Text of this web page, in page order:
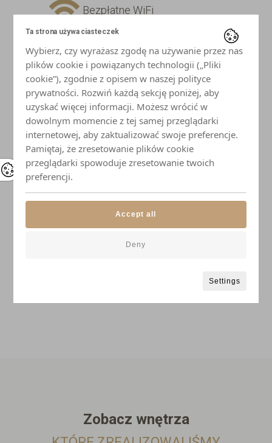
Bezpłatne WiFi
Lodówka
Płyta indukcyjna
Mikrofalówka
Czajnik
Naczynia i przybory kuchenne
Zobacz wnętrza
Ta strona używa ciasteczek
Wybierz, czy wyrażasz zgodę na używanie przez nas
plików cookie i powiązanych technologii („Pliki
cookie”), zgodnie z opisem w naszej polityce
prywatności. Rozwiń każdą sekcję poniżej, aby
uzyskać więcej informacji. Możesz wrócić w
dowolnym momencie z tej samej przeglądarki
internetowej, aby zaktualizować swoje preferencje.
Pamiętaj, że zresetowanie plików cookie
przeglądarki spowoduje zresetowanie twoich
preferencji.
Settings
Deny
Accept all